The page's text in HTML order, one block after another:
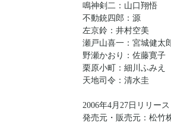
鳴神剣二：山口翔悟
不動銃四郎：源
左京鈴：井村空美
瀬戸山喜一：宮城健太
野瀬かおり：佐藤寛子
栗原小町：細川ふみえ
天地司令：清水圭
2006年4月27日リリース
発売元・販売元：松竹